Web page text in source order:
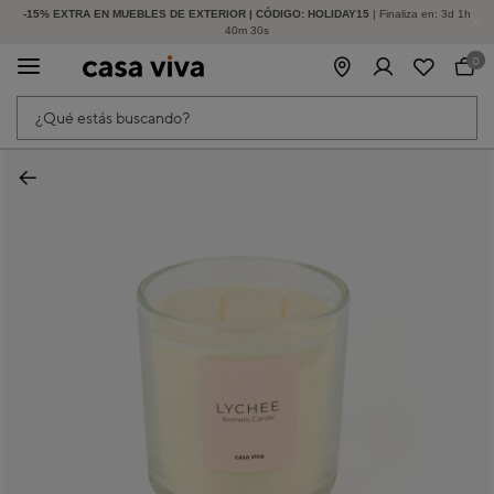
-15% EXTRA EN MUEBLES DE EXTERIOR | CÓDIGO: HOLIDAY15 | Finaliza en: 3d 1h
40m 30s
HASTA -60% DE DESCUENTO | SEGUNDAS REBAJAS
¿Qué estás buscando?
0